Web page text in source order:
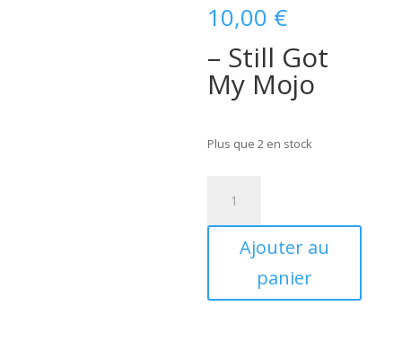
10,00 €
– Still Got
My Mojo
Plus que 2 en stock
Billy
Ajouter au
panier